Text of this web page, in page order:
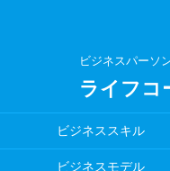
ビジネスパーソ
ライフコ
ビジネススキル
ビジネスモデル